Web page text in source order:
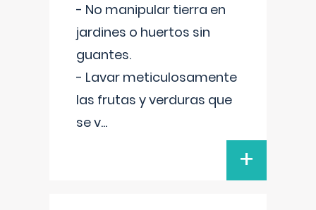
- No manipular tierra en
jardines o huertos sin
guantes.
- Lavar meticulosamente
las frutas y verduras que
se v...
+